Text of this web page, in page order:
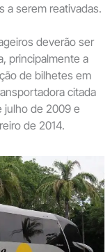
a serem reativadas.
deverão ser
principalmente a
de bilhetes em
citada
julho de 2009 e
de 2014.